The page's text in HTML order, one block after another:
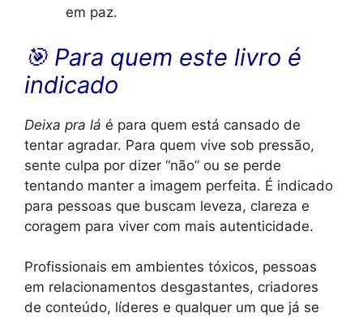
em paz.
🎯 Para quem este livro é
indicado
Deixa pra lá é para quem está cansado de
tentar agradar. Para quem vive sob pressão,
sente culpa por dizer “não” ou se perde
tentando manter a imagem perfeita. É indicado
para pessoas que buscam leveza, clareza e
coragem para viver com mais autenticidade.
Profissionais em ambientes tóxicos, pessoas
em relacionamentos desgastantes, criadores
de conteúdo, líderes e qualquer um que já se